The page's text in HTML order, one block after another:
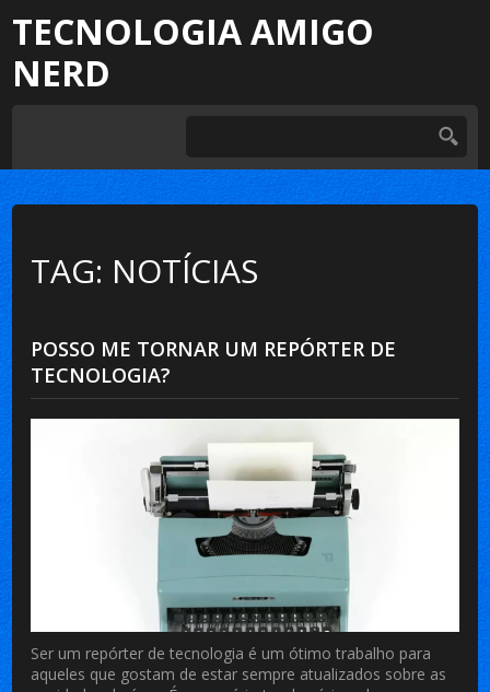
TECNOLOGIA AMIGO
NERD
TAG: NOTÍCIAS
POSSO ME TORNAR UM REPÓRTER DE
TECNOLOGIA?
Ser um repórter de tecnologia é um ótimo trabalho para
aqueles que gostam de estar sempre atualizados sobre as